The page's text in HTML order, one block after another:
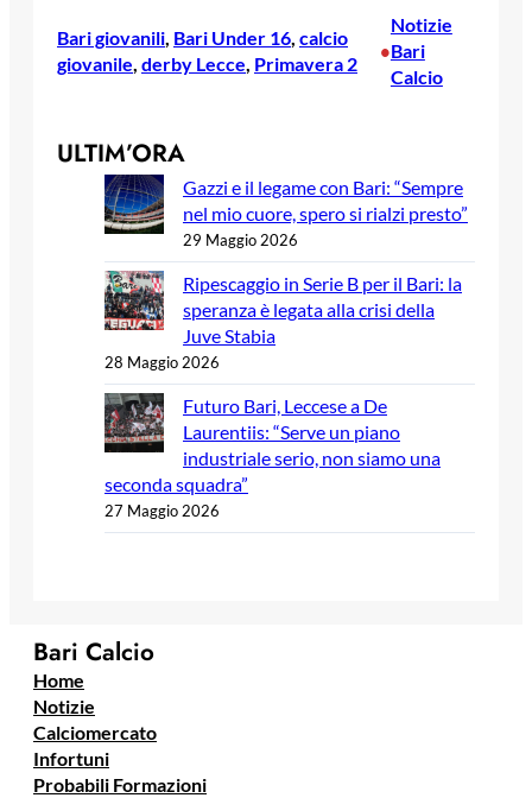
Bari giovanili Bari Under 16 calcio
giovanile derby Lecce Primavera 2
•
Notizie
Bari
Calcio
ULTIM’ORA
Gazzi e il legame con Bari: “Sempre
nel mio cuore, spero si rialzi presto”
29 Maggio 2026
Ripescaggio in Serie B per il Bari: la
speranza è legata alla crisi della
Juve Stabia
28 Maggio 2026
Futuro Bari, Leccese a De
Laurentiis: “Serve un piano
industriale serio, non siamo una
seconda squadra”
27 Maggio 2026
Bari Calcio
Home
Notizie
Calciomercato
Infortuni
Probabili Formazioni